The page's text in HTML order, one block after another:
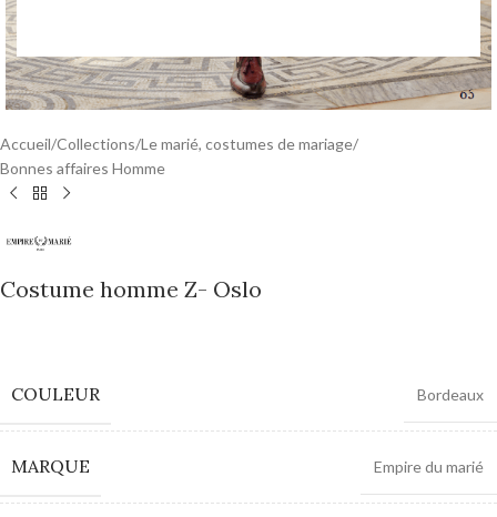
Accueil/Collections/Le marié, costumes de mariage/
Bonnes affaires Homme
Costume homme Z- Oslo
COULEUR Bordeaux
MARQUE Empire du marié